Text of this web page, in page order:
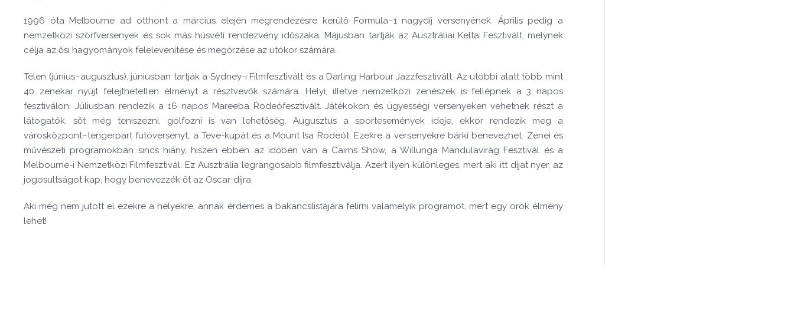
1996 óta Melbourne ad otthont a március elején megrendezésre kerülő Formula–1 nagydíj versenyének. Április pedig a
nemzetközi szörfversenyek és sok más húsvéti rendezvény időszaka. Májusban tartják az Ausztráliai Kelta Fesztivált, melynek
célja az ősi hagyományok felelevenítése és megőrzése az utókor számára.
Télen (június–augusztus), júniusban tartják a Sydney-i Filmfesztivált és a Darling Harbour Jazzfesztivált. Az utóbbi alatt több mint
40 zenekar nyújt felejthetetlen élményt a résztvevők számára. Helyi, illetve nemzetközi zenészek is fellépnek a 3 napos
fesztiválon. Júliusban rendezik a 16 napos Mareeba Rodeófesztivált. Játékokon és ügyességi versenyeken vehetnek részt a
látogatók, sőt még teniszezni, golfozni is van lehetőség. Augusztus a sportesemények ideje, ekkor rendezik meg a
városközpont–tengerpart futóversenyt, a Teve-kupát és a Mount Isa Rodeót. Ezekre a versenyekre bárki benevezhet. Zenei és
művészeti programokban sincs hiány, hiszen ebben az időben van a Cairns Show, a Willunga Mandulavirág Fesztivál és a
Melbourne-i Nemzetközi Filmfesztivál. Ez Ausztrália legrangosabb filmfesztiválja. Azért ilyen különleges, mert aki itt díjat nyer, az
jogosultságot kap, hogy benevezzék őt az Oscar-díjra.
Aki még nem jutott el ezekre a helyekre, annak érdemes a bakancslistájára felírni valamelyik programot, mert egy örök élmény
lehet!